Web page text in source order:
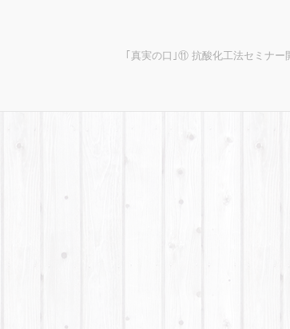
｢真実の口｣⑪ 抗酸化工法セミナー